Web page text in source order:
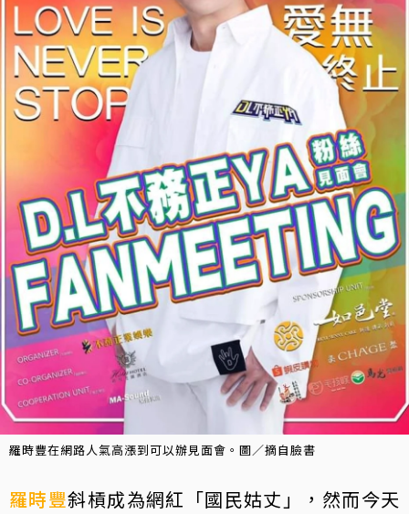
羅時豐在網路人氣高漲到可以辦見面會。圖／摘自臉書
羅時豐斜槓成為網紅「國民姑丈」，然而今天